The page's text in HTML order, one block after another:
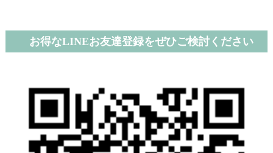
お得なLINEお友達登録をぜひご検討ください